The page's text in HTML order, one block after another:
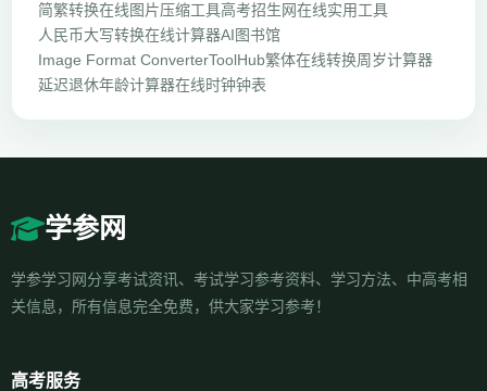
简繁转换在线图片压缩工具高考招生网在线实用工具
人民币大写转换在线计算器AI图书馆
Image Format ConverterToolHub繁体在线转换周岁计算器
延迟退休年龄计算器在线时钟钟表
学参网
学参学习网分享考试资讯、考试学习参考资料、学习方法、中高考相
关信息，所有信息完全免费，供大家学习参考！
高考服务